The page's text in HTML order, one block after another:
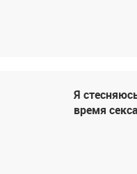
Я
время